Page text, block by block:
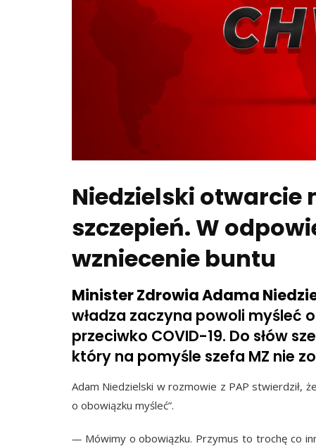
Niedzielski otwarcie
szczepień. W
wzniecenie buntu
Minister Zdrowia Adama
władza zaczyna powoli myśleć
przeciwko COVID-19. Do słów
który na pomyśle szefa MZ nie
Adam Niedzielski w rozmowie z PAP stwierdził,
o obowiązku myśleć”.
— Mówimy o obowiązku. Przymus to trochę co